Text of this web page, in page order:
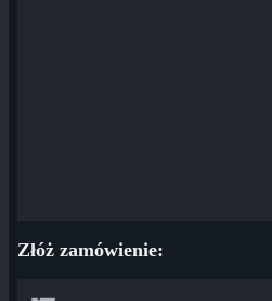
Złóż zamówienie: